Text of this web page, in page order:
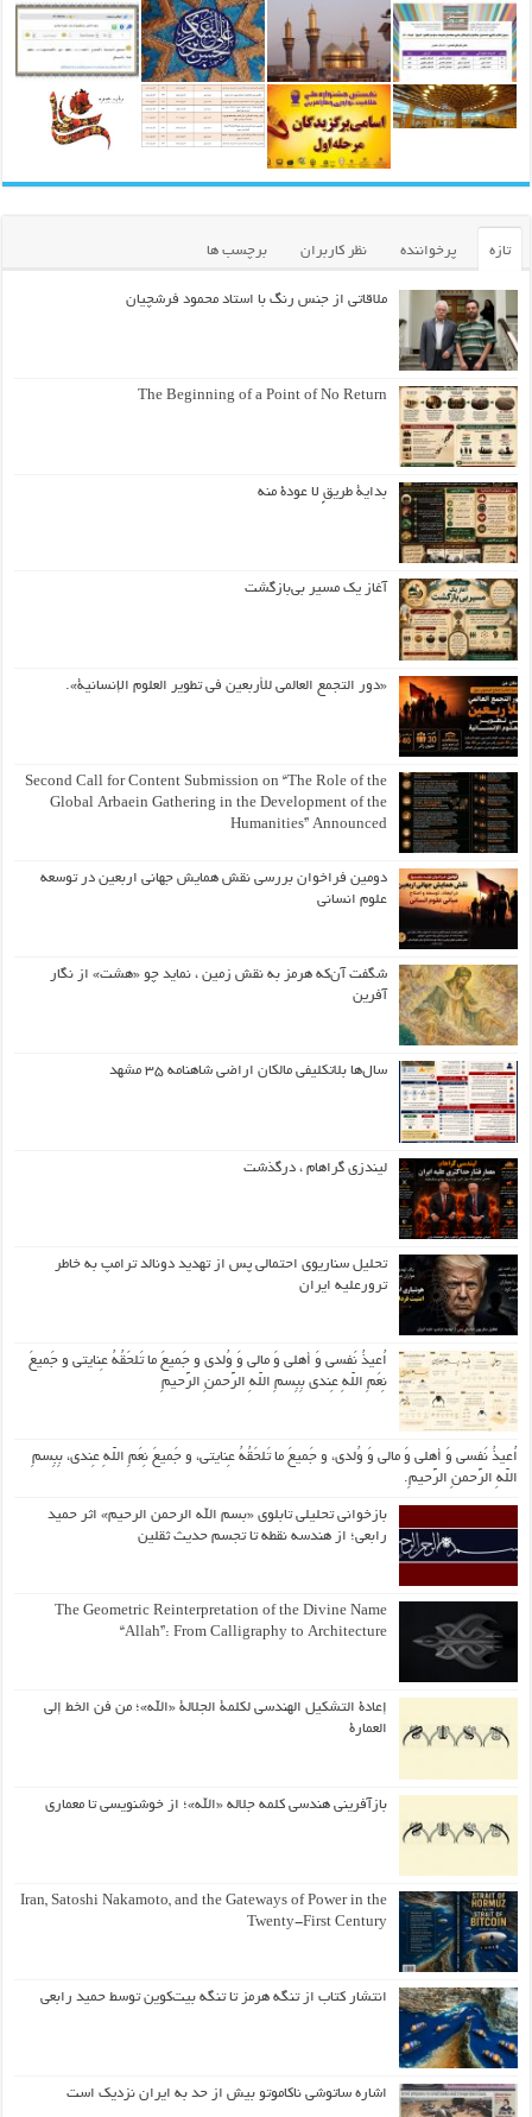
تازه پرخواننده نظر کاربران برچسب ها
ملاقاتی از جنس رنگ با استاد محمود فرشچیان
The Beginning of a Point of No Return
بداية طريقٍ لا عودة منه
آغاز یک مسیر بی‌بازگشت
«دور التجمع العالمي للأربعين في تطوير العلوم الإنسانية».
Second Call for Content Submission on “The Role of the
Global Arbaein Gathering in the Development of the
Humanities” Announced
دومین فراخوان بررسی نقش همایش جهانی اربعین در توسعه
علوم انسانی
شگفت آن‌که هرمز به نقش زمین ، نماید چو «هشت» از نگار
آفرین
سال‌ها بلاتکلیفی مالکان اراضی شاهنامه ۳۵ مشهد
لیندزی گراهام ، درگذشت
تحلیل سناریوی احتمالی پس از تهدید دونالد ترامپ به خاطر
ترورعلیه ایران
اُعیذُ نَفسی وَ أهلی وَ مالی وَ وُلدی و جَمیعَ ما تَلحَقُهُ عِنایتی و جَمیعَ
نِعَمِ اللّهِ عِندی بِبِسمِ اللّهِ الرَّحمنِ الرَّحیمِ
اُعیذُ نَفسی وَ أهلی وَ مالی وَ وُلدی، و جَمیعَ ما تَلحَقُهُ عِنایتی، و جَمیعَ نِعَمِ اللّهِ عِندی، بِبِسمِ
اللّهِ الرَّحمنِ الرَّحیمِ.
بازخوانی تحلیلی تابلوی «بسم الله الرحمن الرحیم» اثر حمید
رابعی؛ از هندسه نقطه تا تجسم حدیث ثقلین
The Geometric Reinterpretation of the Divine Name
“Allah”: From Calligraphy to Architecture
إعادة التشكيل الهندسي لكلمة الجلالة «الله»؛ من فن الخط إلى
العمارة
بازآفرینی هندسی کلمه جلاله «الله»؛ از خوشنویسی تا معماری
Iran, Satoshi Nakamoto, and the Gateways of Power in the
Twenty-First Century
انتشار کتاب از تنگه هرمز تا تنگه بیت‌کوین توسط حمید رابعی
اشاره ساتوشی ناکاموتو بیش از حد به ایران نزدیک است